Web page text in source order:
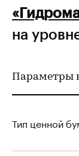
на
Параметры
Тип ценной